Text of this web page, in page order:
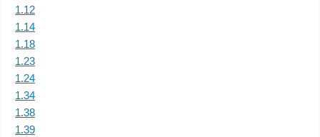
1.12
1.14
1.18
1.23
1.24
1.34
1.38
1.39